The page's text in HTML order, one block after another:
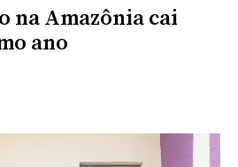
na Amazônia cai
ano